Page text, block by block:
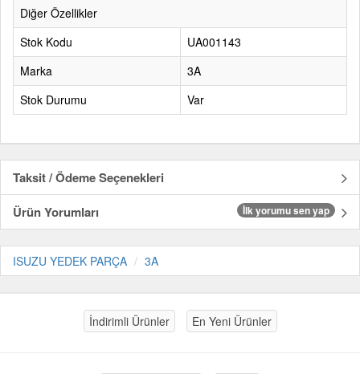
Diğer Özellikler
Stok Kodu
UA001143
Marka
3A
Stok Durumu
Var
Taksit / Ödeme Seçenekleri
Ürün Yorumları
İlk yorumu sen yap
ISUZU YEDEK PARÇA 3A
İndirimli Ürünler En Yeni Ürünler